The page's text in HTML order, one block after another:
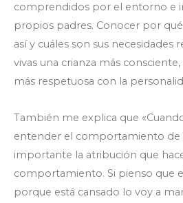
comprendidos por el entorno e
propios padres. Conocer por
así y cuáles son sus necesidades
vivas una crianza más
más respetuosa con la
También me explica que
entender el comportamiento de
importante la atribución que
comportamiento. Si pienso que
porque está cansado lo voy a